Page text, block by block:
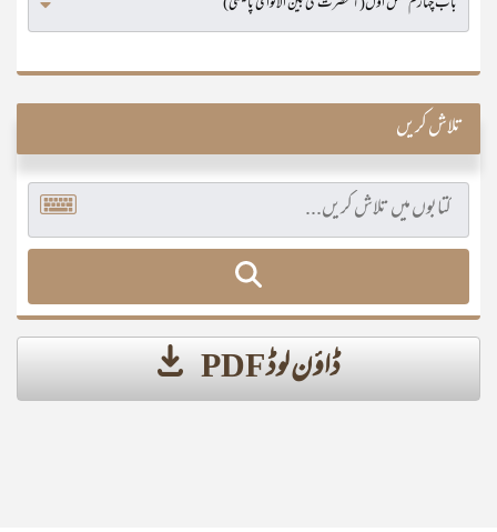
تلاش کریں
ڈاؤن لوڈ PDF